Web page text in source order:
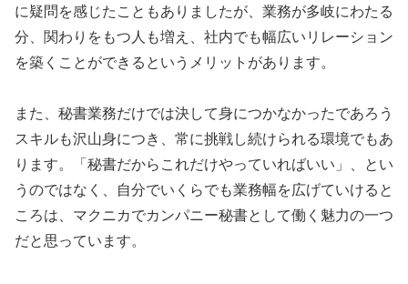
に疑問を感じたこともありましたが、業務が多岐にわたる
分、関わりをもつ人も増え、社内でも幅広いリレーション
を築くことができるというメリットがあります。
また、秘書業務だけでは決して身につかなかったであろう
スキルも沢山身につき、常に挑戦し続けられる環境でもあ
ります。「秘書だからこれだけやっていればいい」、とい
うのではなく、自分でいくらでも業務幅を広げていけると
ころは、マクニカでカンパニー秘書として働く魅力の一つ
だと思っています。